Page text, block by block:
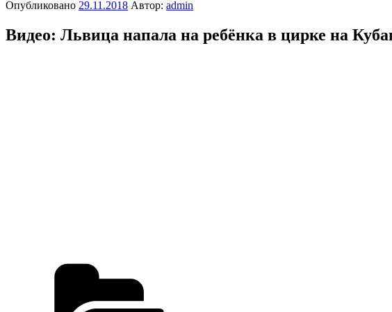
Опубликовано 29.11.2018 Автор: admin
Видео: Львица напала на ребёнка в цирке на